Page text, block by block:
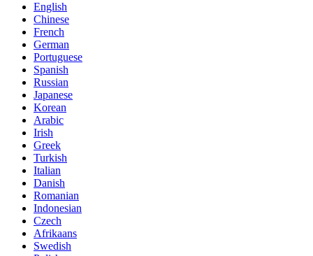
English
Chinese
French
German
Portuguese
Spanish
Russian
Japanese
Korean
Arabic
Irish
Greek
Turkish
Italian
Danish
Romanian
Indonesian
Czech
Afrikaans
Swedish